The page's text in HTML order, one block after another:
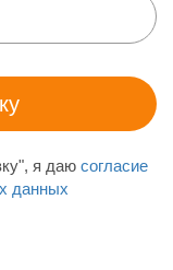
я даю согласие
данных